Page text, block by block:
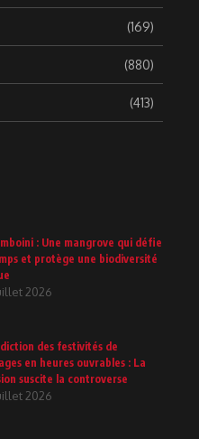
(169)
(880)
(413)
: Une mangrove qui défie
et protège une biodiversité
2026
des festivités de
en heures ouvrables : La
suscite la controverse
2026